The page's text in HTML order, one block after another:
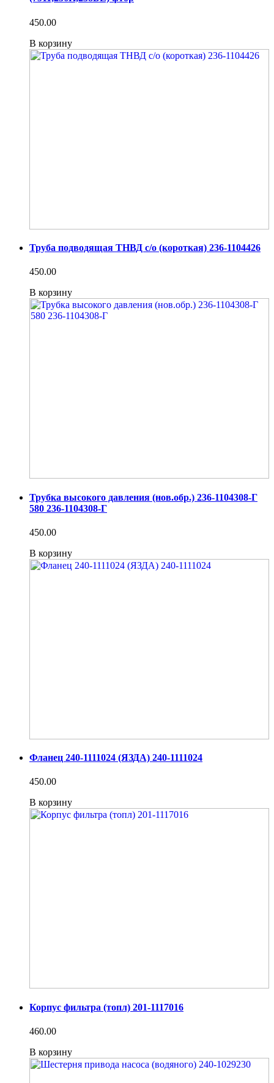
450.00
В корзину
Труба подводящая ТНВД с/о (короткая) 236-1104426
450.00
В корзину
Трубка высокого давления (нов.обр.) 236-1104308-Г
580 236-1104308-Г
450.00
В корзину
Фланец 240-1111024 (ЯЗДА) 240-1111024
450.00
В корзину
Корпус фильтра (топл) 201-1117016
460.00
В корзину